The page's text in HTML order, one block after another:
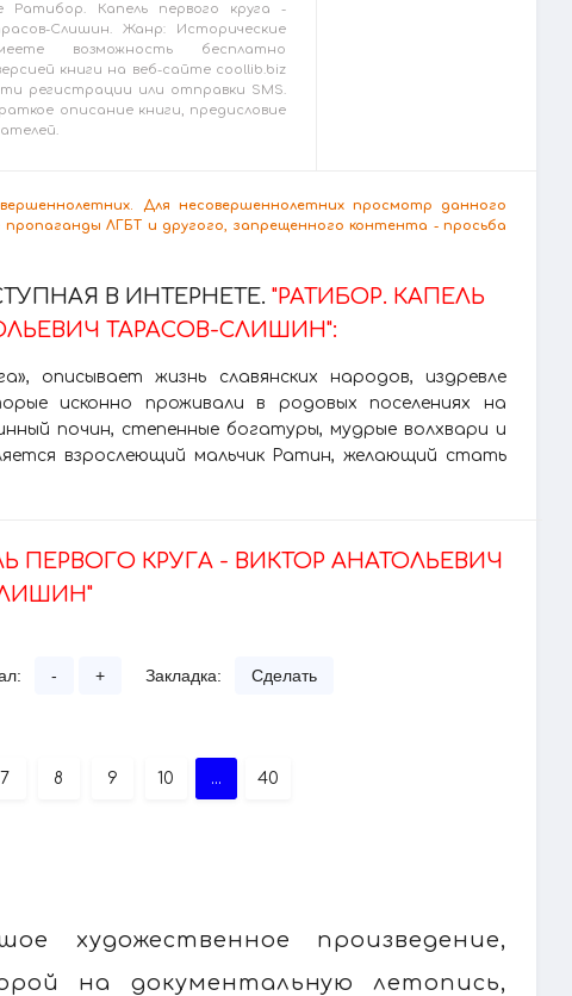
Ратибор. Капель первого круга -
Слишин. Жанр: Исторические
возможность бесплатно
книги на веб-сайте coollib.biz
регистрации или отправки SMS.
описание книги, предисловие
Для несовершеннолетних просмотр данного
ЛГБТ и другого, запрещенного контента - просьба
В ИНТЕРНЕТЕ. "РАТИБОР. КАПЕЛЬ
ТАРАСОВ-СЛИШИН":
описывает жизнь славянских народов, издревле
исконно проживали в родовых поселениях на
почин, степенные богатуры, мудрые волхвари и
взрослеющий мальчик Ратин, желающий стать
ПЕРВОГО КРУГА - ВИКТОР АНАТОЛЬЕВИЧ
- + Закладка: Сделать
7 8 9 10 ... 40
художественное произведение,
на документальную летопись,